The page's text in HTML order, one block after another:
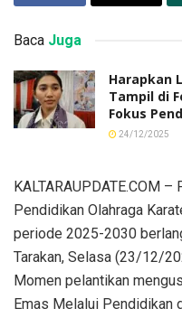
Baca Juga
Harapkan
Tampil di
Fokus
24/12/2025
KALTARAUPDATE.COM
Pendidikan Olahraga
periode 2025-2030
Tarakan, Selasa (23/12/
Momen pelantikan
Emas Melalui Pendidikan